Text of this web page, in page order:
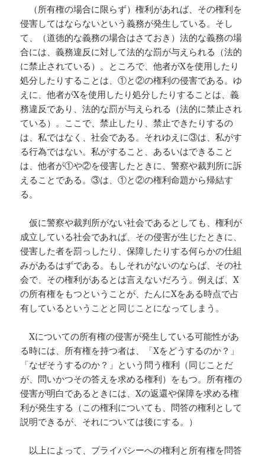
（所有権の場合に限らず）権利があれば、その権利を
侵害してはならないという義務が発生している。そし
て、（道徳的な義務の場合はさておき）法的な義務の場
合には、義務違反に対して法的な罰が与えられる（法的
に禁止されている）。ところで、他者がXを使用したり
処分したりすることは、①と②の権利の侵害である。ゆ
えに、他者がXを使用したり処分したりすることは、義
務違反であり、法的な罰が与えられる（法的に禁止され
ている）。ここで、禁止したり、禁止できたりするの
は、私ではなく、社会である。それゆえに③は、私がす
る行為ではない。私がすること、あるいはできること
は、他者が①や②を侵害したときに、警察や裁判所に訴
えることである。③は、①と②の権利命題から帰結す
る。
仮に警察や裁判所がない社会であるとしても、権利が
成立している社会であれば、その侵害が生じたときに、
侵害した者を罰っしたり、保障したりする何らかの仕組
みがあるはずである。もしそれがないのならば、その社
会で、その権利があるとは言えないだろう。例えば、X
の所有権をもつということが、たんにXをある時点で占
有しているということと同じことになってしまう。
Xについての所有権の侵害が発生している可能性があ
る時には、所有権を持つ者は、「Xをどうするのか？」
「なぜそうするのか？」という問う権利（同じことだ
が、問いかつその答えを求める権利）をもつ。所有権の
侵害が明白であるときには、Xの返還や保障を求める権
利が発生する（この権利についても、問答の権利として
説明できるが、それについては後にする。）
以上によって、プライバシーへの権利と所有権を問答